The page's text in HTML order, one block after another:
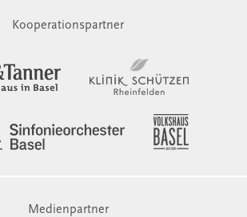
Kooperationspartner
Medienpartner